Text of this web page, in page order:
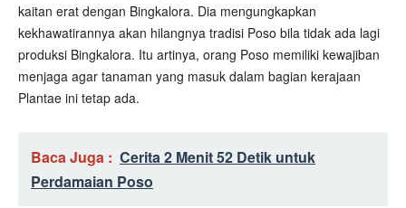
kaitan erat dengan Bingkalora. Dia mengungkapkan
kekhawatirannya akan hilangnya tradisi Poso bila tidak ada lagi
produksi Bingkalora. Itu artinya, orang Poso memiliki kewajiban
menjaga agar tanaman yang masuk dalam bagian kerajaan
Plantae ini tetap ada.
Baca Juga : Cerita 2 Menit 52 Detik untuk
Perdamaian Poso